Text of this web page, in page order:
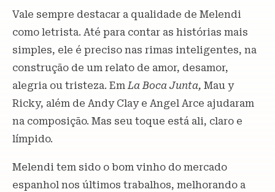
Vale sempre destacar a qualidade de Melendi
como letrista. Até para contar as histórias mais
simples, ele é preciso nas rimas inteligentes, na
construção de um relato de amor, desamor,
alegria ou tristeza. EmLa Boca Junta, Mau y
Ricky, além de Andy Clay e Angel Arce ajudaram
na composição. Mas seu toque está ali, claro e
límpido.
Melendi tem sido o bom vinho do mercado
espanhol nos últimos trabalhos, melhorando a